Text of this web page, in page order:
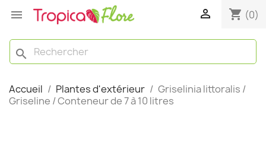
  shopping_cart (0)
search
Accueil Plantes d'extérieur
Griselinia littoralis /
Griseline / Conteneur de 7 à 10 litres